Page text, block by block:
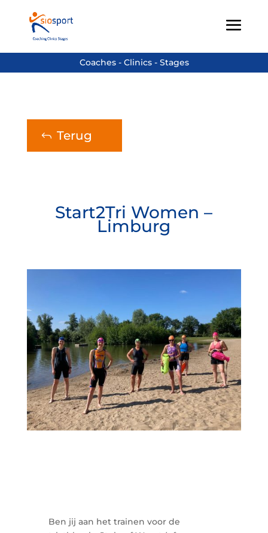
Terug
Start2Tri Women –
Limburg
Ben jij aan het trainen voor de